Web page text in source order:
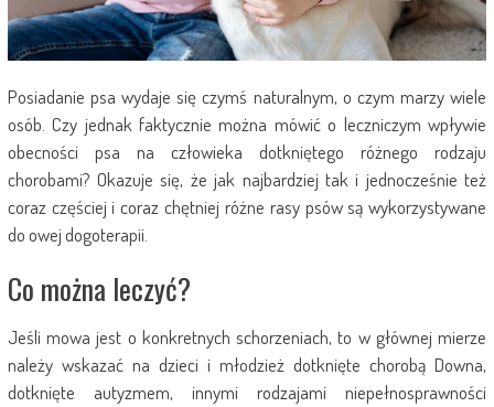
Posiadanie psa wydaje się czymś naturalnym, o czym marzy wiele
osób. Czy jednak faktycznie można mówić o leczniczym wpływie
obecności psa na człowieka dotkniętego różnego rodzaju
chorobami? Okazuje się, że jak najbardziej tak i jednocześnie też
coraz częściej i coraz chętniej różne rasy psów są wykorzystywane
do owej dogoterapii.
Co można leczyć?
Jeśli mowa jest o konkretnych schorzeniach, to w głównej mierze
należy wskazać na dzieci i młodzież dotknięte chorobą Downa,
dotknięte autyzmem, innymi rodzajami niepełnosprawności